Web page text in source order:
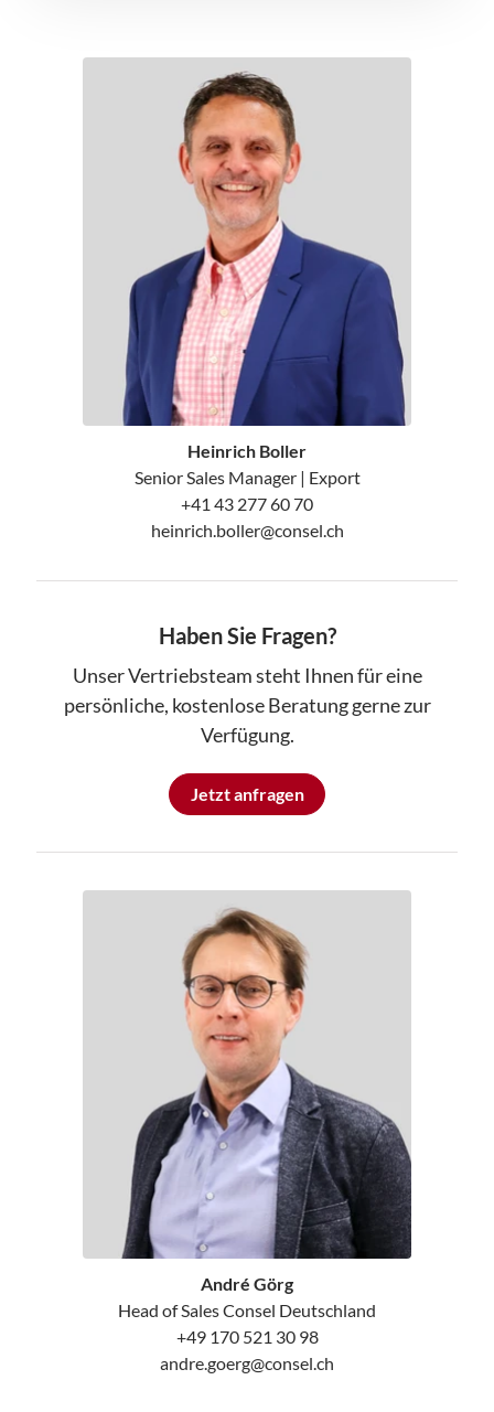
Heinrich Boller
Senior Sales Manager | Export
+41 43 277 60 70
heinrich.boller@consel.ch
Haben Sie Fragen?
Unser Vertriebsteam steht Ihnen für eine
persönliche, kostenlose Beratung gerne zur
Verfügung.
Jetzt anfragen
André Görg
Head of Sales Consel Deutschland
+49 170 521 30 98
andre.goerg@consel.ch